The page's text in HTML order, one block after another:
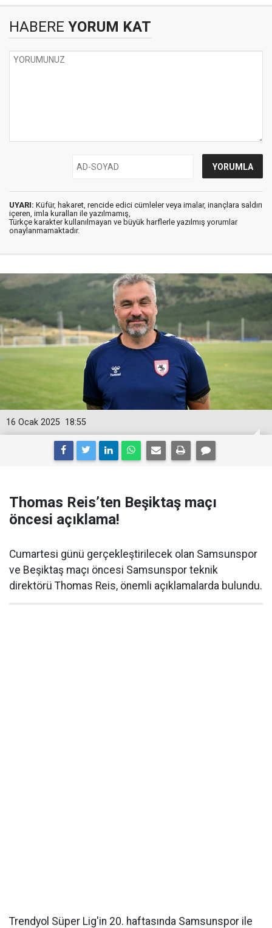
HABERE YORUM KAT
UYARI: Küfür, hakaret, rencide edici cümleler veya imalar, inançlara saldırı
içeren, imla kuralları ile yazılmamış,
Türkçe karakter kullanılmayan ve büyük harflerle yazılmış yorumlar
onaylanmamaktadır.
18:55
16 Ocak 2025
Thomas Reis’ten Beşiktaş maçı
öncesi açıklama!
Cumartesi günü gerçekleştirilecek olan Samsunspor
ve Beşiktaş maçı öncesi Samsunspor teknik
direktörü Thomas Reis, önemli açıklamalarda bulundu.
Trendyol Süper Lig'in 20. haftasında Samsunspor ile